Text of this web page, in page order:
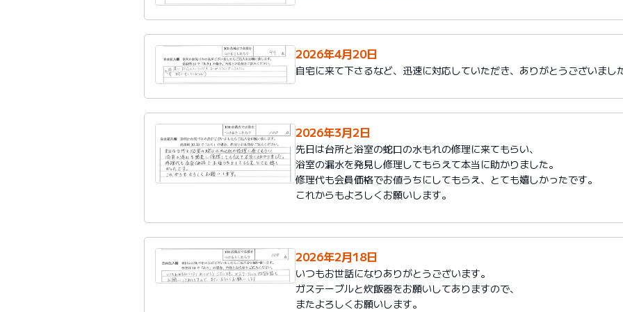
2026年4月20日
自宅に来て下さるなど、迅速に対応していただき、ありがとうございまし
2026年3月2日
先日は台所と浴室の蛇口の水もれの修理に来てもらい、
浴室の漏水を発見し修理してもらえて本当に助かりました。
修理代も会員価格でお値うちにしてもらえ、とても嬉しかったです。
これからもよろしくお願いします。
2026年2月18日
いつもお世話になりありがとうございます。
ガステーブルと炊飯器をお願いしてありますので、
またよろしくお願いします。